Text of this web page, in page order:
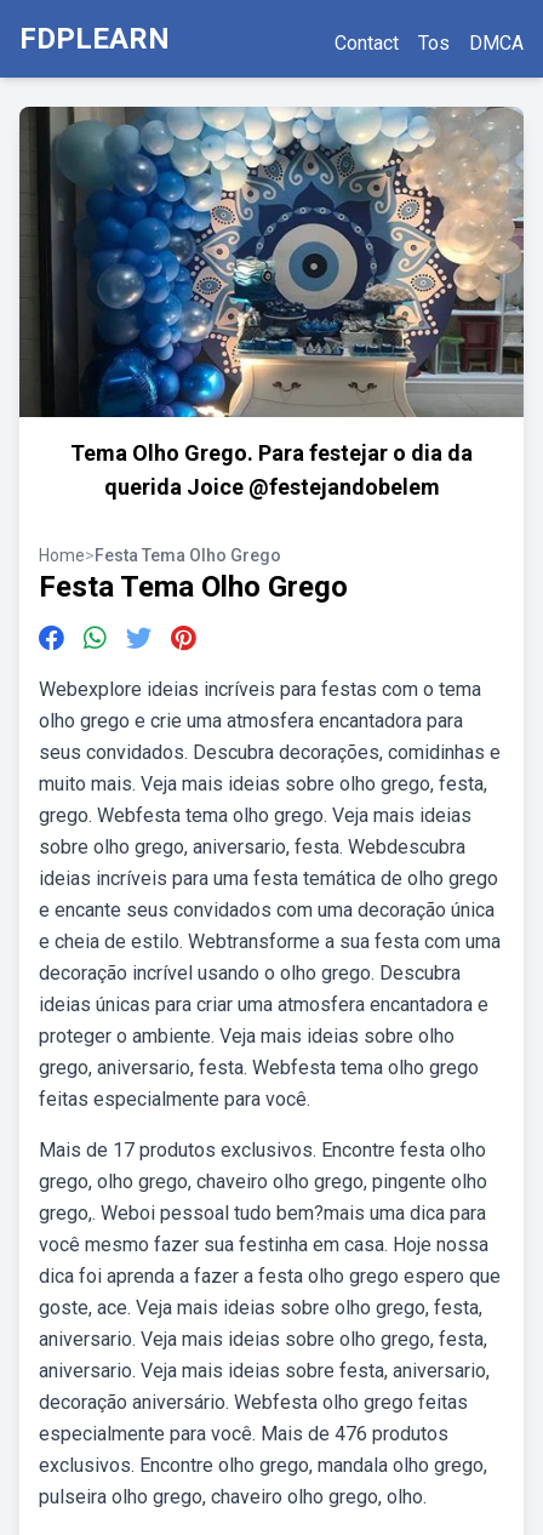
FDPLEARN Contact Tos DMCA
Tema Olho Grego. Para festejar o dia da
querida Joice @festejandobelem
Home>Festa Tema Olho Grego
Festa Tema Olho Grego
Webexplore ideias incríveis para festas com o tema
olho grego e crie uma atmosfera encantadora para
seus convidados. Descubra decorações, comidinhas e
muito mais. Veja mais ideias sobre olho grego, festa,
grego. Webfesta tema olho grego. Veja mais ideias
sobre olho grego, aniversario, festa. Webdescubra
ideias incríveis para uma festa temática de olho grego
e encante seus convidados com uma decoração única
e cheia de estilo. Webtransforme a sua festa com uma
decoração incrível usando o olho grego. Descubra
ideias únicas para criar uma atmosfera encantadora e
proteger o ambiente. Veja mais ideias sobre olho
grego, aniversario, festa. Webfesta tema olho grego
feitas especialmente para você.
Mais de 17 produtos exclusivos. Encontre festa olho
grego, olho grego, chaveiro olho grego, pingente olho
grego,. Weboi pessoal tudo bem?mais uma dica para
você mesmo fazer sua festinha em casa. Hoje nossa
dica foi aprenda a fazer a festa olho grego espero que
goste, ace. Veja mais ideias sobre olho grego, festa,
aniversario. Veja mais ideias sobre olho grego, festa,
aniversario. Veja mais ideias sobre festa, aniversario,
decoração aniversário. Webfesta olho grego feitas
especialmente para você. Mais de 476 produtos
exclusivos. Encontre olho grego, mandala olho grego,
pulseira olho grego, chaveiro olho grego, olho.